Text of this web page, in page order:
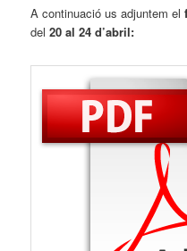
A continuació us adjuntem el
del20 al 24 d’abril: